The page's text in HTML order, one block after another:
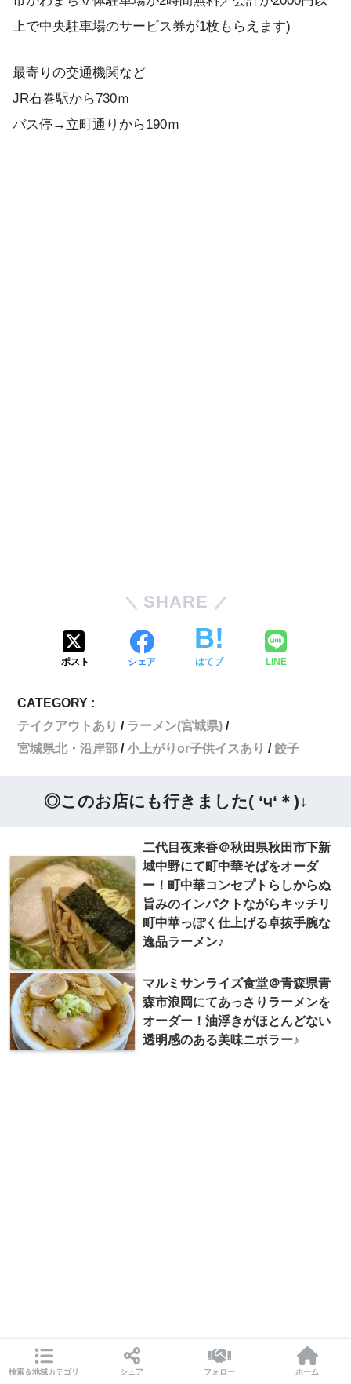
上で中央駐車場のサービス券が1枚もらえます)
最寄りの交通機関など
JR石巻駅から730ｍ
バス停→立町通りから190ｍ
SHARE
ポスト シェア はてブ LINE
CATEGORY :
テイクアウトあり
ラーメン(宮城県)
宮城県北・沿岸部
小上がりor子供イスあり 餃子
◎このお店にも行きました( ‘ч‘＊)↓
二代目夜来香＠秋田県秋田市下新
城中野にて町中華そばをオーダ
ー！町中華コンセプトらしからぬ
旨みのインパクトながらキッチリ
町中華っぽく仕上げる卓抜手腕な
逸品ラーメン♪
マルミサンライズ食堂＠青森県青
森市浪岡にてあっさりラーメンを
オーダー！油浮きがほとんどない
透明感のある美味ニボラー♪
検索＆地域カテゴリ シェア フォロー ホーム